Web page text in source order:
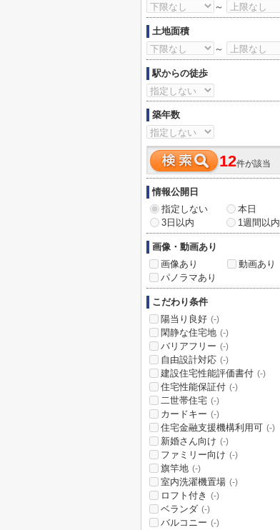
～
土地面積
～
駅からの徒歩
築年数
12件が該当
情報公開日
指定しない
本日
3日以内
1週間以内
画像・動画あり
画像あり
動画あり
パノラマあり
こだわり条件
陽当り良好 (-)
閑静な住宅地 (-)
バリアフリー (-)
自由設計対応 (-)
建設住宅性能評価書付 (-)
住宅性能保証付 (-)
二世帯住宅 (-)
カードキー (-)
住宅金融支援機構利用可 (-)
新婚さん向け (-)
ファミリー向け (-)
旗竿地 (-)
室内洗濯機置場 (-)
ロフト付き (-)
ベランダ (-)
バルコニー (-)